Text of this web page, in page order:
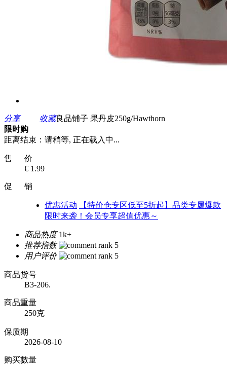
分享 收藏良品铺子 果丹皮250g/Hawthorn
限时购
距离结束： 请稍等, 正在载入中...
售 价
€ 1.99
促 销
优惠活动
【特价仓专区低至5折起】品类专属爆款
限时来袭！会员专享超值优惠～
商品热度 1k+
推荐指数
用户评价
商品货号
B3-206.
商品重量
250克
保质期
2026-08-10
购买數量